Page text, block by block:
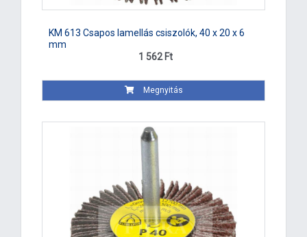
KM 613 Csapos lamellás csiszolók, 40 x 20 x 6
mm
1 562 Ft
Megnyitás